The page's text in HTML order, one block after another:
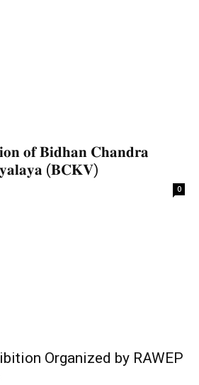
𝐨𝐟 𝐁𝐢𝐝𝐡𝐚𝐧 𝐂𝐡𝐚𝐧𝐝𝐫𝐚
(𝐁𝐂𝐊𝐕)
0
Organized by RAWEP